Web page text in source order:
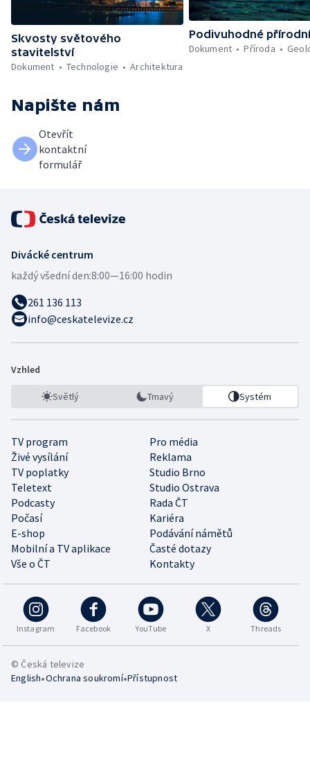
Skvosty světového
stavitelství
Dokument
Technologie Architektura
Podivuhodné
Dokument
Příroda
Napište nám
Otevřít
kontaktní
formulář
Divácké centrum
každý všední den:8:00—16:00 hodin
261 136 113
info@ceskatelevize.cz
Vzhled
Světlý Tmavý Systém
TV program
Pro média
Živé vysílání
Reklama
TV poplatky
Studio Brno
Teletext
Studio Ostrava
Podcasty
Rada ČT
Počasí
Kariéra
E-shop
Podávání námětů
Mobilní a TV aplikace
Časté dotazy
Vše o ČT
Kontakty
Instagram Facebook YouTube X Threads
© Česká televize
English•Ochrana soukromí•Přístupnost